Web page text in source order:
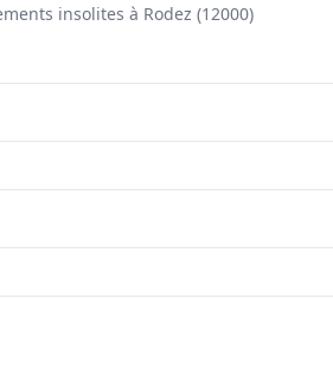
insolites à Rodez (12000)